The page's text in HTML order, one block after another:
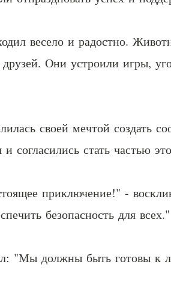
весело и радостно.
Они устроили игры,
своей мечтой создать
и согласились стать частью
приключение!" -
безопасность для всех."
"Мы должны быть готовы к